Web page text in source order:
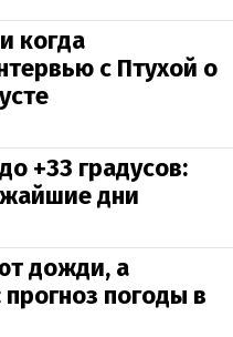
когда
с Птухой о
+33 градусов:
дни
дожди, а
погоды в